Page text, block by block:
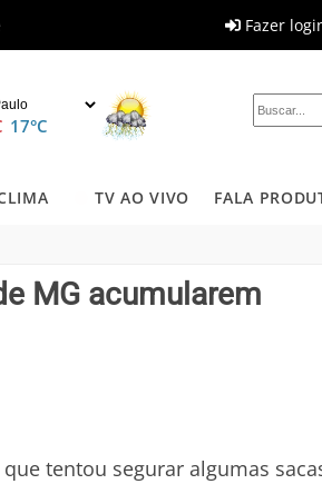
Fazer
17°C
TV AO VIVO FALA
MG acumularem
tentou segurar algumas